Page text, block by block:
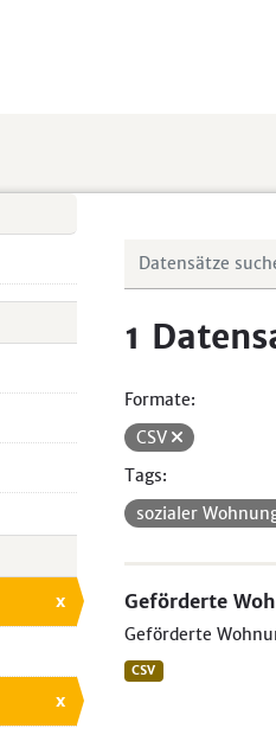
x
x
1
Formate:
CSV
Tags:
sozialer
Geförderte
Geförderte
CSV